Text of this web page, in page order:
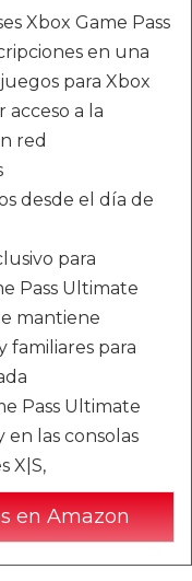
Xbox Game Pass
en una
para Xbox
acceso a la
red
desde el día de
para
Pass Ultimate
mantiene
familiares para
Pass Ultimate
las consolas
X|S,
en Amazon